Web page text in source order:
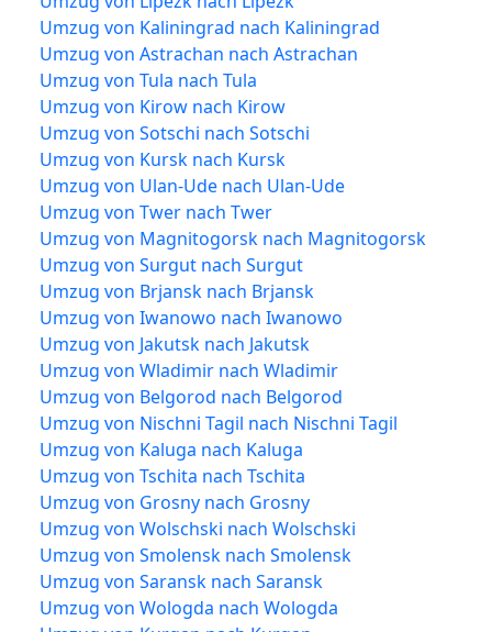
Umzug von Kaliningrad nach Kaliningrad
Umzug von Astrachan nach Astrachan
Umzug von Tula nach Tula
Umzug von Kirow nach Kirow
Umzug von Sotschi nach Sotschi
Umzug von Kursk nach Kursk
Umzug von Ulan-Ude nach Ulan-Ude
Umzug von Twer nach Twer
Umzug von Magnitogorsk nach Magnitogorsk
Umzug von Surgut nach Surgut
Umzug von Brjansk nach Brjansk
Umzug von Iwanowo nach Iwanowo
Umzug von Jakutsk nach Jakutsk
Umzug von Wladimir nach Wladimir
Umzug von Belgorod nach Belgorod
Umzug von Nischni Tagil nach Nischni Tagil
Umzug von Kaluga nach Kaluga
Umzug von Tschita nach Tschita
Umzug von Grosny nach Grosny
Umzug von Wolschski nach Wolschski
Umzug von Smolensk nach Smolensk
Umzug von Saransk nach Saransk
Umzug von Wologda nach Wologda